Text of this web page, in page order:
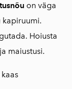
on väga
kapiruumi.
Hoiusta
maiustusi.